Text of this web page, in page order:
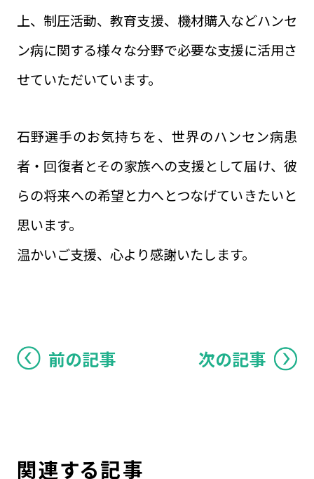
上、制圧活動、教育支援、機材購入などハンセ
ン病に関する様々な分野で必要な支援に活用さ
せていただいています。
石野選手のお気持ちを、世界のハンセン病患
者・回復者とその家族への支援として届け、彼
らの将来への希望と力へとつなげていきたいと
思います。
温かいご支援、心より感謝いたします。
前の記事 次の記事
関連する記事